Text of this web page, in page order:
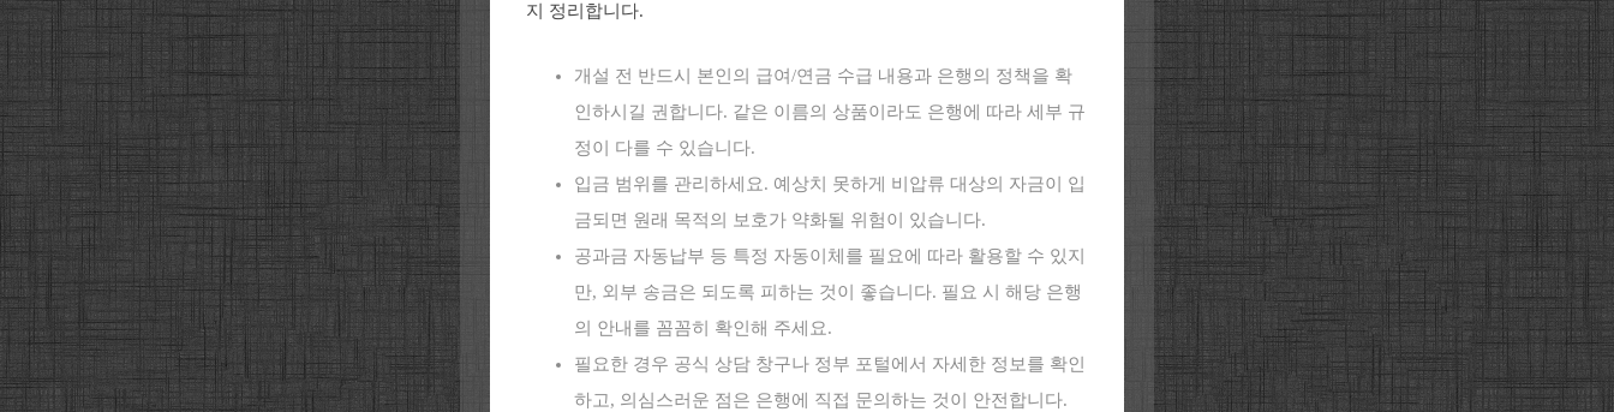
지 정리합니다.
개설 전 반드시 본인의 급여/연금 수급 내용과 은행의 정책을 확
인하시길 권합니다. 같은 이름의 상품이라도 은행에 따라 세부 규
정이 다를 수 있습니다.
입금 범위를 관리하세요. 예상치 못하게 비압류 대상의 자금이 입
금되면 원래 목적의 보호가 약화될 위험이 있습니다.
공과금 자동납부 등 특정 자동이체를 필요에 따라 활용할 수 있지
만, 외부 송금은 되도록 피하는 것이 좋습니다. 필요 시 해당 은행
의 안내를 꼼꼼히 확인해 주세요.
필요한 경우 공식 상담 창구나 정부 포털에서 자세한 정보를 확인
하고, 의심스러운 점은 은행에 직접 문의하는 것이 안전합니다.